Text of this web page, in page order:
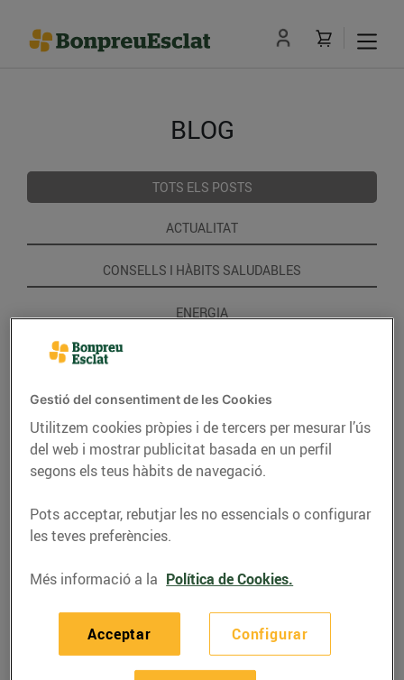
BLOG
TOTS ELS POSTS
ACTUALITAT
CONSELLS I HÀBITS SALUDABLES
ENERGIA
GASTRONOMIA I TRADICIONS
RECEPTES
Gestió del consentiment de les Cookies
Utilitzem cookies pròpies i de tercers per mesurar l’ús
del web i mostrar publicitat basada en un perfil
segons els teus hàbits de navegació.
Pots acceptar, rebutjar les no essencials o configurar
les teves preferències.
Més informació a la Política de Cookies.
Configurar
Acceptar